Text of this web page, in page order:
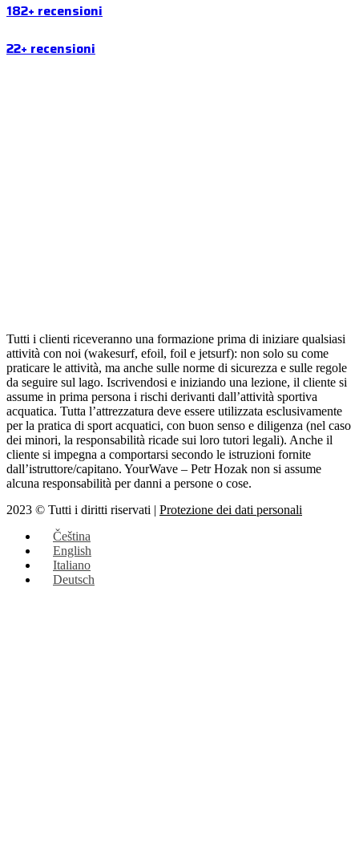
182+ recensioni
22+ recensioni
Tutti i clienti riceveranno una formazione prima di iniziare qualsiasi
attività con noi (wakesurf, efoil, foil e jetsurf): non solo su come
praticare le attività, ma anche sulle norme di sicurezza e sulle regole
da seguire sul lago. Iscrivendosi e iniziando una lezione, il cliente si
assume in prima persona i rischi derivanti dall’attività sportiva
acquatica. Tutta l’attrezzatura deve essere utilizzata esclusivamente
per la pratica di sport acquatici, con buon senso e diligenza (nel caso
dei minori, la responsabilità ricade sui loro tutori legali). Anche il
cliente si impegna a comportarsi secondo le istruzioni fornite
dall’istruttore/capitano. YourWave – Petr Hozak non si assume
alcuna responsabilità per danni a persone o cose.
2023 © Tutti i diritti riservati | Protezione dei dati personali
Čeština
English
Italiano
Deutsch